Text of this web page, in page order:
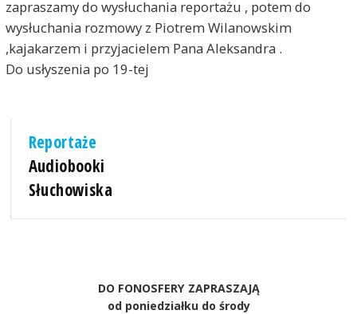
zapraszamy do wysłuchania reportażu , potem do
wysłuchania rozmowy z Piotrem Wilanowskim
,kajakarzem i przyjacielem Pana Aleksandra .
Do usłyszenia po 19-tej
Reportaże
Audiobooki
Słuchowiska
DO FONOSFERY ZAPRASZAJĄ
od poniedziałku do środy